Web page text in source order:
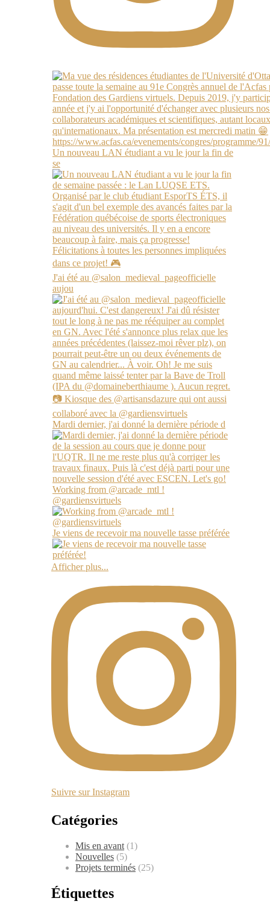
Un nouveau LAN étudiant a vu le jour la fin de
se
J'ai été au @salon_medieval_pageofficielle
aujou
Mardi dernier, j'ai donné la dernière période d
Working from @arcade_mtl !
@gardiensvirtuels
Je viens de recevoir ma nouvelle tasse préférée
Afficher plus...
Suivre sur Instagram
Catégories
Mis en avant (1)
Nouvelles (5)
Projets terminés (25)
Étiquettes